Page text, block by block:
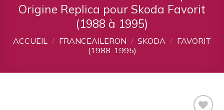
Origine Replica pour Skoda Favorit
(1988 à 1995)
ACCUEIL / FRANCEAILERON / SKODA / FAVORIT
(1988-1995)